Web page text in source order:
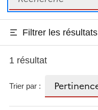
Filtrer les résultats
1 résultat
Trier par :